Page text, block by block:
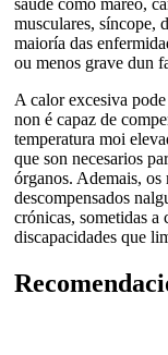
musculares, síncope,
maioría das
ou menos grave dun
A calor excesiva
non é capaz de
temperatura moi
que son necesarios
órganos. Ademais, os
descompensados
crónicas, sometidas a
discapacidades que